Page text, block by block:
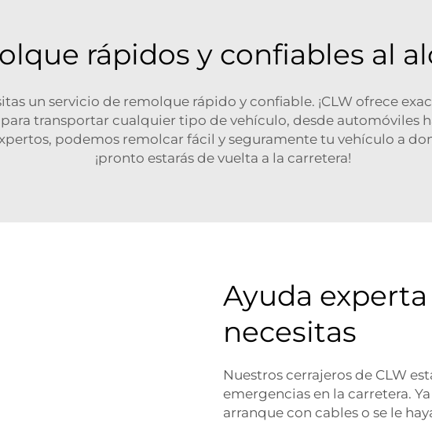
rápidos y confiables al
un servicio de remolque rápido y confiable. ¡CLW ofrece
transportar cualquier tipo de vehículo, desde automóviles
podemos remolcar fácil y seguramente tu vehículo a
¡pronto estarás de vuelta a la carretera!
Ayuda
necesitas
Nuestros cerrajeros de CLW
emergencias en la carretera.
arranque con cables o se le